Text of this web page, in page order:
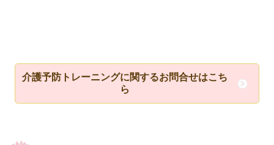
介護予防トレーニングに関するお問合せはこち
ら